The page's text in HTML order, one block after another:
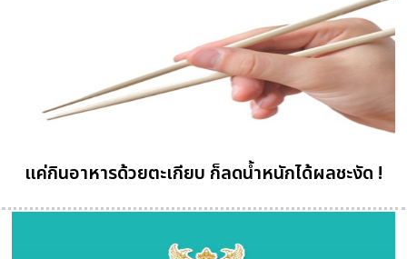
แค่กินอาหารด้วยตะเกียบ ก็ลดน้ำหนักได้ผลชะงัด !